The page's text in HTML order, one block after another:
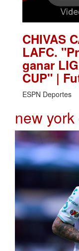
CHIVAS
LAFC.
ganar
CUP" |
ESPN Deportes
new